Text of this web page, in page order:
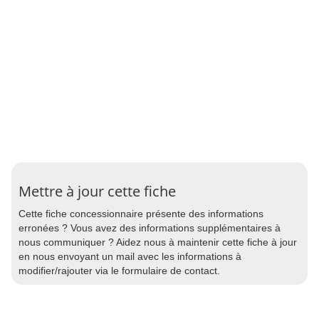
Mettre à jour cette fiche
Cette fiche concessionnaire présente des informations
erronées ? Vous avez des informations supplémentaires à
nous communiquer ? Aidez nous à maintenir cette fiche à jour
en nous envoyant un mail avec les informations à
modifier/rajouter via le formulaire de contact.